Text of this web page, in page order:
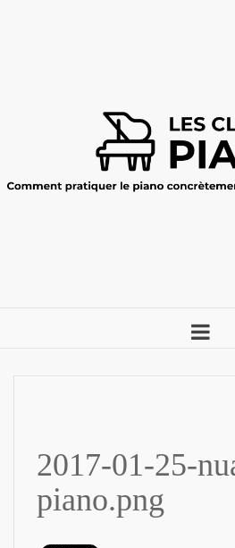
2017-01-25-
piano.png